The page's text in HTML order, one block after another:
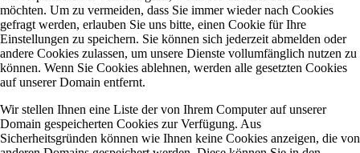
möchten. Um zu vermeiden, dass Sie immer wieder nach Cookies
gefragt werden, erlauben Sie uns bitte, einen Cookie für Ihre
Einstellungen zu speichern. Sie können sich jederzeit abmelden oder
andere Cookies zulassen, um unsere Dienste vollumfänglich nutzen zu
können. Wenn Sie Cookies ablehnen, werden alle gesetzten Cookies
auf unserer Domain entfernt.
Wir stellen Ihnen eine Liste der von Ihrem Computer auf unserer
Domain gespeicherten Cookies zur Verfügung. Aus
Sicherheitsgründen können wie Ihnen keine Cookies anzeigen, die von